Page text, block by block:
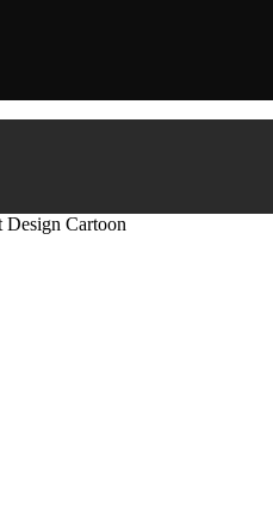
Design Cartoon